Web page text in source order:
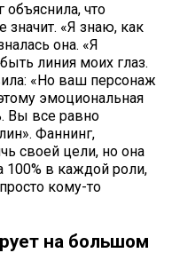
объяснила, что
значит. «Я знаю, как
она. «Я
линия моих глаз.
«Но ваш персонаж
эмоциональная
Вы все равно
Фаннинг,
своей цели, но она
100% в каждой роли,
кому-то
на большом